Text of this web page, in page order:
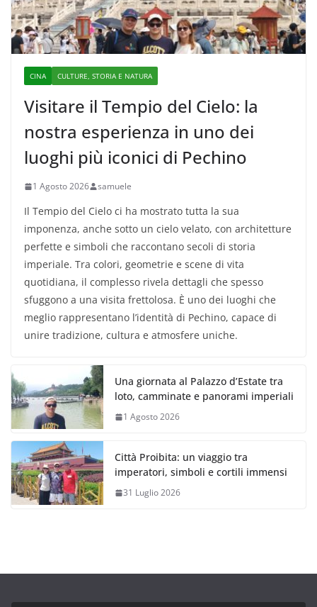
CINA CULTURE, STORIA E NATURA
Visitare il Tempio del Cielo: la
nostra esperienza in uno dei
luoghi più iconici di Pechino
1 Agosto 2026 samuele
Il Tempio del Cielo ci ha mostrato tutta la sua
imponenza, anche sotto un cielo velato, con architetture
perfette e simboli che raccontano secoli di storia
imperiale. Tra colori, geometrie e scene di vita
quotidiana, il complesso rivela dettagli che spesso
sfuggono a una visita frettolosa. È uno dei luoghi che
meglio rappresentano l’identità di Pechino, capace di
unire tradizione, cultura e atmosfere uniche.
Una giornata al Palazzo d’Estate tra
loto, camminate e panorami imperiali
1 Agosto 2026
Città Proibita: un viaggio tra
imperatori, simboli e cortili immensi
31 Luglio 2026